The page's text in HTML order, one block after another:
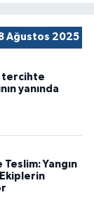
Ağustos 2025
tercihte
yanında
Yangın